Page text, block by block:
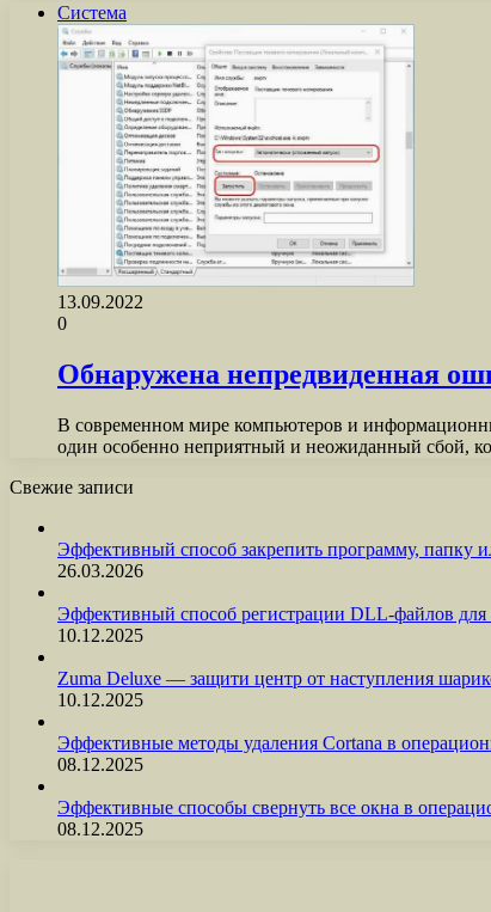
Система
13.09.2022
0
Обнаружена непредвиденная
В современном мире компьютеров и
один особенно неприятный и неожиданный сбой,
Свежие записи
Эффективный способ закрепить программу, папку
26.03.2026
Эффективный способ регистрации DLL-файлов
10.12.2025
Zuma Deluxe — защити центр от наступления
10.12.2025
Эффективные методы удаления Cortana в
08.12.2025
Эффективные способы свернуть все окна в
08.12.2025